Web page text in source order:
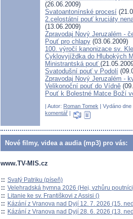
(26.06.2009)
Svatoantonínské procesí
2.celostátní pouť kruciáty
(13.06.2009)
Zpravodaj Nový Jeruzalém -
Pouť pro chlapy (03.06.2009)
100. výročí kanonizace sv.
Cyklovyjíždka do Hlubokých
Ministrantská pouť
Svatodušní pouť v Podolí
Zpravodaj Nový Jeruzalém -
Velikonoční pouť do Vídně
Pouť k Bolestné Matce Boží
| Autor: Roman Tomek | Vydáno
komentář |
Nové filmy, videa a audia (mp3) pro vás:
www.TV-MIS.cz
:: Svatý Patriku (píseň)
:: Velehradská hymna 2026 (Hej, vzhůru
:: Litanie ke sv. Františkovi z Assisi ()
:: Kázání z Vranova nad Dyjí 12. 7. 2026 (15.
:: Kázání z Vranova nad Dyjí 28. 6. 2026 (13.